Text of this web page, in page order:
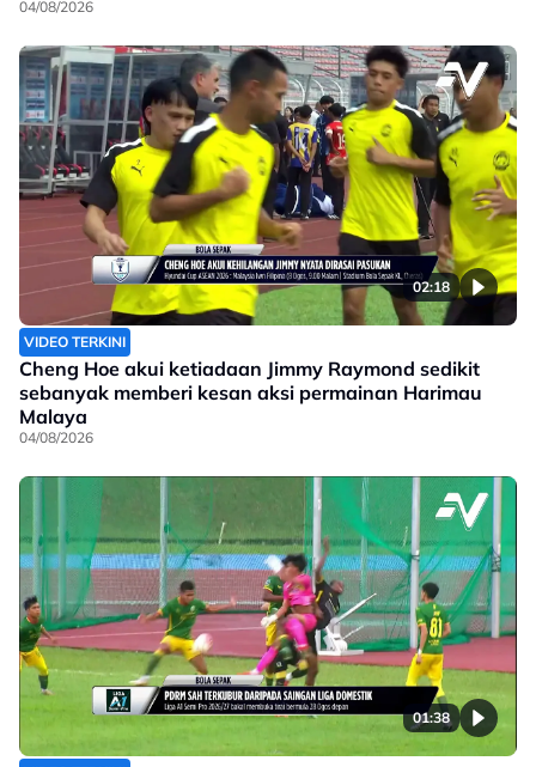
04/08/2026
02:18
VIDEO TERKINI
Cheng Hoe akui ketiadaan Jimmy Raymond sedikit
sebanyak memberi kesan aksi permainan Harimau
Malaya
04/08/2026
01:38